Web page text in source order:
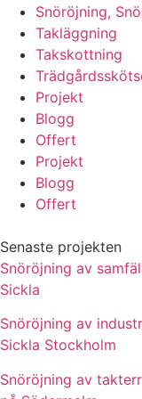
Snöröjning,
Takläggning
Takskottning
Projekt
Blogg
Offert
Projekt
Blogg
Offert
Senaste projekten
Snöröjning av
Sickla
Snöröjning av
Sickla Stockholm
Snöröjning av